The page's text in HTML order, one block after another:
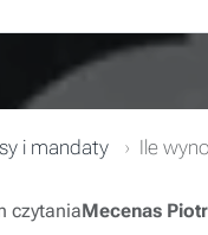
i mandaty Ile
czytaniaMecenas Piotr